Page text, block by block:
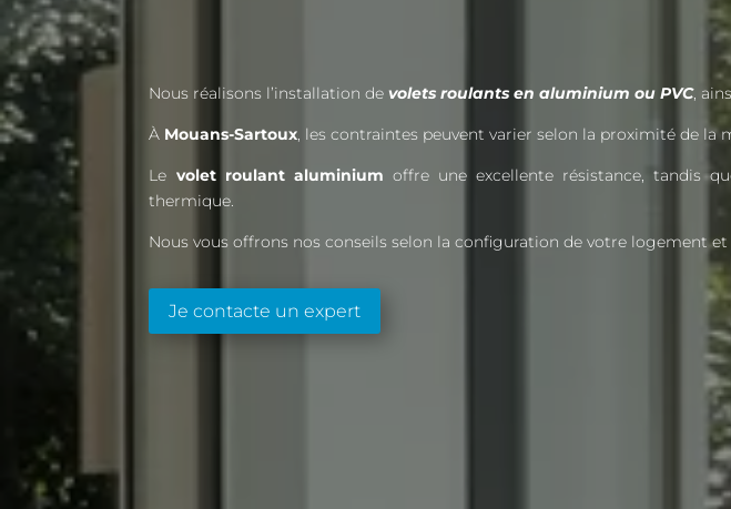
Nous réalisons l’installation de volets roulants en aluminium ou PVC,
À Mouans-Sartoux, les contraintes peuvent varier selon la proximité de la
Le volet roulant aluminium offre une excellente résistance, tandis
thermique.
Nous vous offrons nos conseils selon la configuration de votre logement
Je contacte un expert